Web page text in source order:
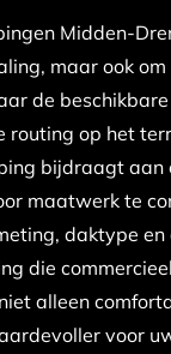
Midden-
maar ook
de
op het
bijdraagt aan
maatwerk te
daktype
die
alleen
voor